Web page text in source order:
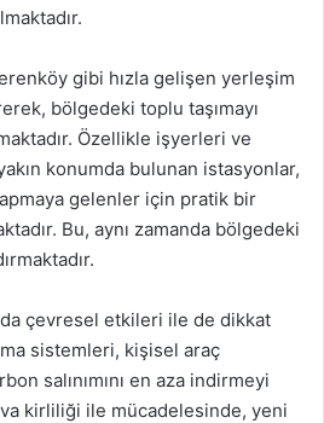
gibi hızla gelişen yerleşim
bölgedeki toplu taşımayı
Özellikle işyerleri ve
konumda bulunan istasyonlar,
gelenler için pratik bir
Bu, aynı zamanda bölgedeki
çevresel etkileri ile de dikkat
sistemleri, kişisel araç
salınımını en aza indirmeyi
kirliliği ile mücadelesinde, yeni